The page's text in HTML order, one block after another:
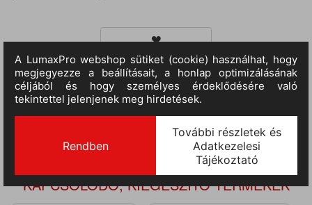
TERMÉKINFORMÁCIÓ
• szűrőbetét Eurmask UNO és DUE félálarcokhoz • EU szabvány:
KAPCSOLÓDÓ, KIEGÉSZÍTŐ TERMÉKEK